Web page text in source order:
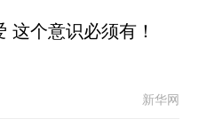
这个意识必须有！
新华网